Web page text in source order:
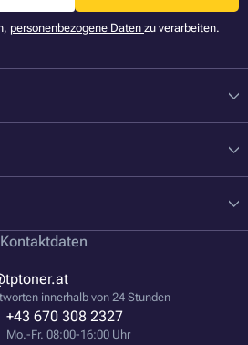
personenbezogene Daten zu verarbeiten.
Kontaktdaten
innerhalb von 24 Stunden
+43 670 308 2327
Mo.-Fr. 08:00-16:00 Uhr